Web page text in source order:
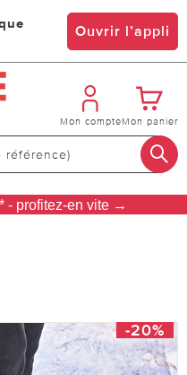
Ouvrir l’appli
Mon compteMon panier
- profitez-en vite →
-20%